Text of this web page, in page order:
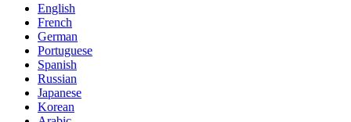
English
French
German
Portuguese
Spanish
Russian
Japanese
Korean